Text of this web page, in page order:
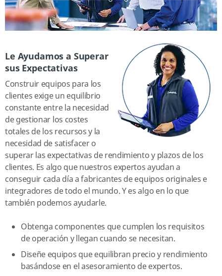
Le Ayudamos a Superar
sus Expectativas
Construir equipos para los
clientes exige un equilibrio
constante entre la necesidad
de gestionar los costes
totales de los recursos y la
necesidad de satisfacer o
superar las expectativas de rendimiento y plazos de los
clientes. Es algo que nuestros expertos ayudan a
conseguir cada día a fabricantes de equipos originales e
integradores de todo el mundo. Y es algo en lo que
también podemos ayudarle.
Obtenga componentes que cumplen los requisitos
de operación y llegan cuando se necesitan.
Diseñe equipos que equilibran precio y rendimiento
basándose en el asesoramiento de expertos.